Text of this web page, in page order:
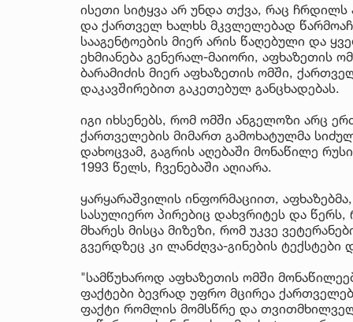
ისეთი სიტყვა არ უნდა თქვა, რაც
და ქართველ ხალხს მკვლელებად
სააგენტოების მიერ არის წაღებული და
ეხმიანება გენერალ-მაიორი, აფხაზეთის
ბარამიძის მიერ აფხაზეთის ომში,
დაკავშირებით გაკეთებულ განცხადებას.
იგი იხსენებს, რომ ომში ანგელოზი არც
ქართველების მიმართ გამოხატულმა
დახოცვამ, გაგრის აღებაში მონაწილე
1993 წელს, ჩვენებაში აღიარა.
ყარყარაშვილის ინფორმაციით,
სასულიერო პირებიც დახვრიტეს და წერს,
მხარეს მისცა მიზეზი, რომ უკვე
გვერდზეც კი ლანძღვა-გინების
"სამწუხაროდ აფხაზეთის ომში
ფაქტები ბევრად უფრო მცირეა
ფაქტი რომლის მომსწრე და